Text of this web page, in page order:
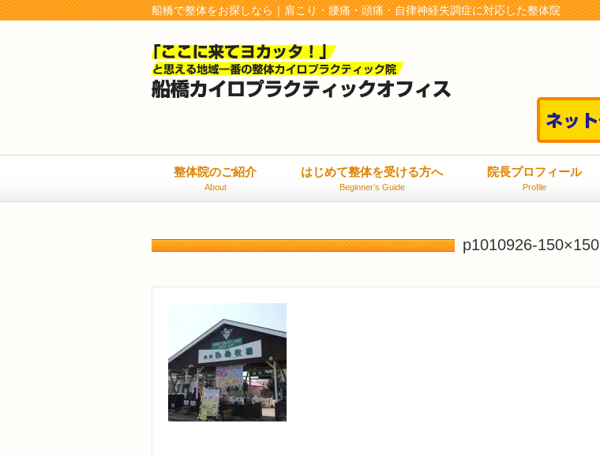
船橋で整体をお探しなら｜肩こり・腰痛・頭痛・自律神経失調症に対応した整体院
整体院のご紹介
About
はじめて整体を受ける方へ
Beginner’s Guide
院長プロフィール
Profile
p1010926-150×150